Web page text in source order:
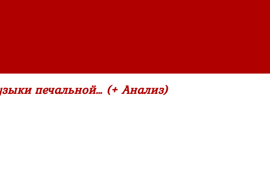
печальной… (+ Анализ)